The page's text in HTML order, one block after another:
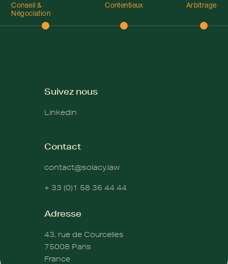
Conseil &
Négociation
Contentieux Arbitrage
Suivez nous
Linkedin
Contact
contact@solacy.law
+ 33 (0)1 58 36 44 44
Adresse
43, rue de Courcelles
75008 Paris
France